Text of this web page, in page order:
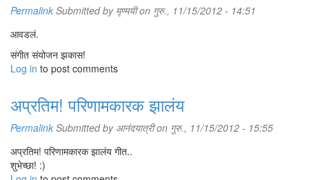
Permalink Submitted by मृण्मयीon गुरु., 11/15/2012 - 14:51
आवडलं.
संगीत संयोजन झकास!
Log in to post comments
अप्रतिम! परिणामकारक झालंय
Permalink Submitted by आनंदयात्रीon गुरु., 11/15/2012 - 15:55
अप्रतिम! परिणामकारक झालंय गीत..
शुभेच्छा! :)